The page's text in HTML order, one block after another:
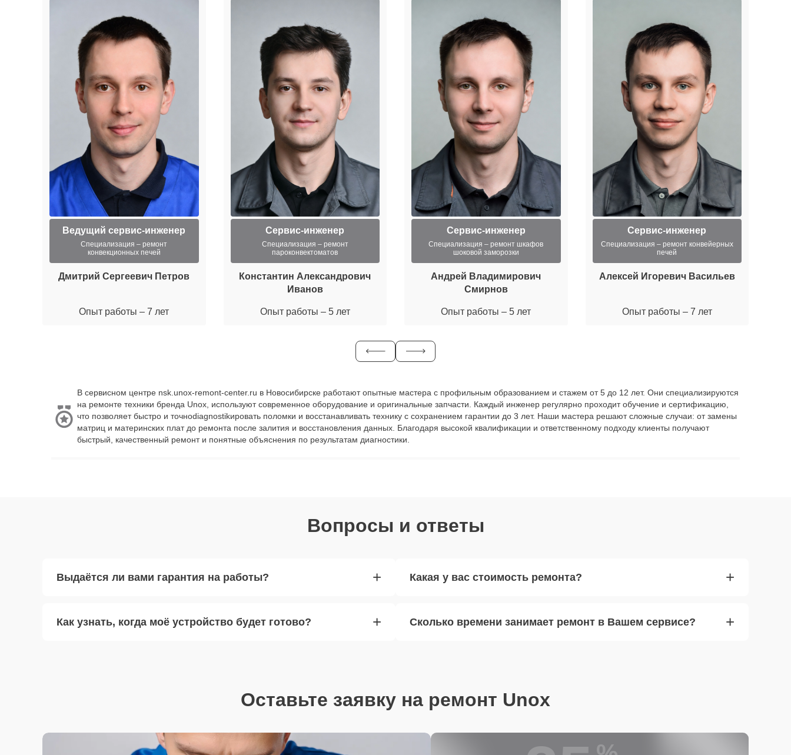
Ведущий сервис-инженер
Специализация – ремонт
конвекционных печей
Дмитрий Сергеевич Петров
Опыт работы – 7 лет
Сервис-инженер
Специализация – ремонт
пароконвектоматов
Константин Александрович
Иванов
Опыт работы – 5 лет
Сервис-инженер
Специализация – ремонт шкафов
шоковой заморозки
Андрей Владимирович
Смирнов
Опыт работы – 5 лет
Сервис-инженер
Специализация – ремонт конвейерных
печей
Алексей Игоревич Васильев
Опыт работы – 7 лет
В сервисном центре nsk.unox-remont-center.ru в Новосибирске работают опытные мастера с профильным образованием и стажем от 5 до 12 лет. Они специализируются
на ремонте техники бренда Unox, используют современное оборудование и оригинальные запчасти. Каждый инженер регулярно проходит обучение и сертификацию,
что позволяет быстро и точноdiagnostikировать поломки и восстанавливать технику с сохранением гарантии до 3 лет. Наши мастера решают сложные случаи: от замены
матриц и материнских плат до ремонта после залития и восстановления данных. Благодаря высокой квалификации и ответственному подходу клиенты получают
быстрый, качественный ремонт и понятные объяснения по результатам диагностики.
Вопросы и ответы
Выдаётся ли вами гарантия на работы? +
Как узнать, когда моё устройство будет готово? +
Какая у вас стоимость ремонта? +
Сколько времени занимает ремонт в Вашем сервисе? +
Оставьте заявку на ремонт Unox